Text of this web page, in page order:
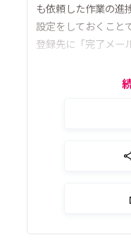
も依頼した作業の進
設定をしておくこと
登録先に「完了メー